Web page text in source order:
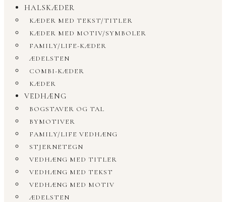
HALSKÆDER
KÆDER MED TEKST/TITLER
KÆDER MED MOTIV/SYMBOLER
FAMILY/LIFE-KÆDER
ÆDELSTEN
COMBI-KÆDER
KÆDER
VEDHÆNG
BOGSTAVER OG TAL
BYMOTIVER
FAMILY/LIFE VEDHÆNG
STJERNETEGN
VEDHÆNG MED TITLER
VEDHÆNG MED TEKST
VEDHÆNG MED MOTIV
ÆDELSTEN